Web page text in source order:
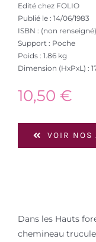
Edité chez FOLIO
Publié le : 14/06/1983
ISBN : (non renseigné)
Support : Poche
Poids : 1.86 kg
Dimension (HxPxL) :
10,50 €
VOIR NOS
Dans les Hauts
chemineau